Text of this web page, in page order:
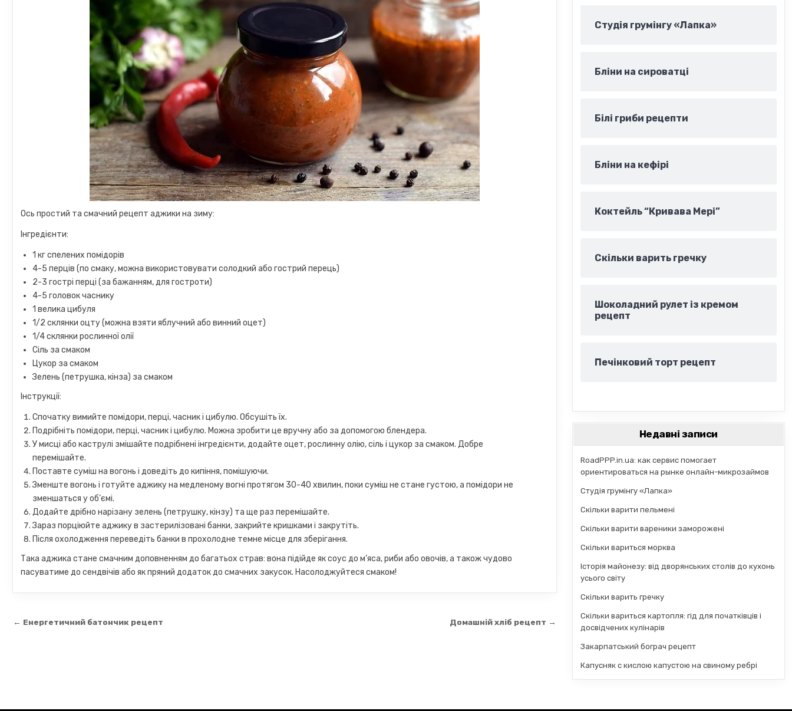
Ось простий та смачний рецепт аджики на зиму:
Інгредієнти:
1 кг спелених помідорів
4-5 перців (по смаку, можна використовувати солодкий або гострий перець)
2-3 гострі перці (за бажанням, для гостроти)
4-5 головок часнику
1 велика цибуля
1/2 склянки оцту (можна взяти яблучний або винний оцет)
1/4 склянки рослинної олії
Сіль за смаком
Цукор за смаком
Зелень (петрушка, кінза) за смаком
Інструкції:
Спочатку вимийте помідори, перці, часник і цибулю. Обсушіть їх.
Подрібніть помідори, перці, часник і цибулю. Можна зробити це вручну або за допомогою блендера.
У мисці або каструлі змішайте подрібнені інгредієнти, додайте оцет, рослинну олію, сіль і цукор за смаком. Добре
перемішайте.
Поставте суміш на вогонь і доведіть до кипіння, помішуючи.
Зменште вогонь і готуйте аджику на медленому вогні протягом 30-40 хвилин, поки суміш не стане густою, а помідори не
зменшаться у об’ємі.
Додайте дрібно нарізану зелень (петрушку, кінзу) та ще раз перемішайте.
Зараз порціюйте аджику в застерилізовані банки, закрийте кришками і закрутіть.
Після охолодження переведіть банки в прохолодне темне місце для зберігання.
Така аджика стане смачним доповненням до багатьох страв: вона підійде як соус до м’яса, риби або овочів, а також чудово
пасуватиме до сендвічів або як пряний додаток до смачних закусок. Насолоджуйтеся смаком!
Навігація Домашній хліб рецепт →
← Енергетичний батончик рецепт
Студія грумінгу «Лапка»
Бліни на сироватці
Білі гриби рецепти
Бліни на кефірі
Коктейль “Кривава Мері”
Скільки варить гречку
Шоколадний рулет із кремом
рецепт
Печінковий торт рецепт
Недавні записи
RoadPPP.in.ua: как сервис помогает
ориентироваться на рынке онлайн-микрозаймов
Студія грумінгу «Лапка»
Скільки варити пельмені
Скільки варити вареники заморожені
Скільки вариться морква
Історія майонезу: від дворянських столів до кухонь
усього світу
Скільки варить гречку
Скільки вариться картопля: гід для початківців і
досвідчених кулінарів
Закарпатський бограч рецепт
Капусняк с кислою капустою на свиному ребрі